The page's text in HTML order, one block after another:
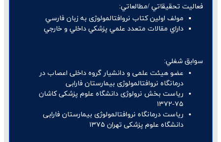
فعاليت تحقيقاتي /مطالعاتي:
مولف اولين كتاب نروافتالمولوژی به زبان فارسي
داراي مقالات متعدد علمي پزشكي داخلي و خارجي
سوابق شغلي:
عضو هیئت علمی و دانشیار گروه داخلی اعصاب در
درمانگاه نروافتالمولوژی بیمارستان فارابی
ریاست بخش نرولوژی دانشگاه علوم پزشکی کاشان
۷۵-۱۳۷۲
ریاست درمانگاه نروافتالمولوژی بیمارستان فارابی
دانشگاه علوم پزشکی تهران ۱۳۷۵